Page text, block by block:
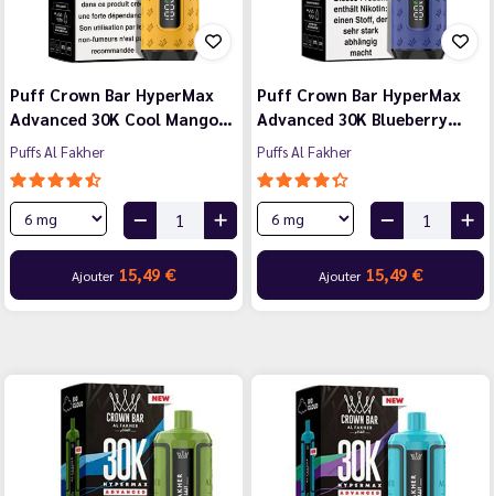
Puff Crown Bar HyperMax
Advanced 30K Cool Mango…
Puffs Al Fakher
Ajouter 15,49 €
Puff Crown Bar HyperMax
Advanced 30K Blueberry…
Puffs Al Fakher
Ajouter 15,49 €